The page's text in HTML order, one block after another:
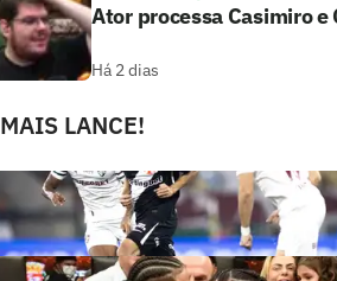
Ator processa Casimiro
Há 2 dias
MAIS LANCE!